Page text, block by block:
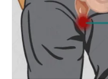
ŠKORPIJA
PROLAZI
TRAG